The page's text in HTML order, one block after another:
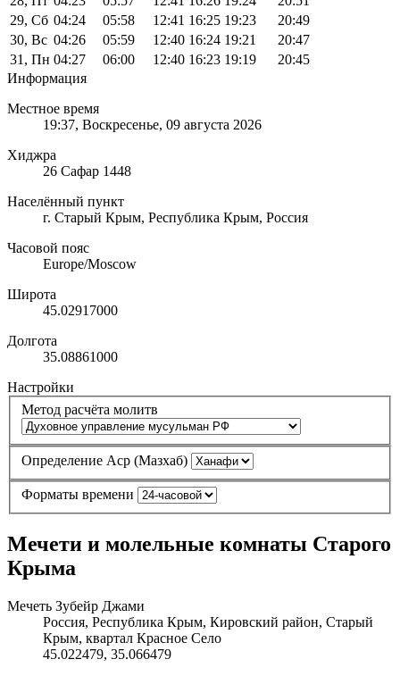
29, Сб 04:24 05:58 12:41 16:25 19:23
20:49
30, Вс 04:26 05:59 12:40 16:24 19:21
20:47
31, Пн 04:27 06:00 12:40 16:23 19:19
20:45
Информация
Местное время
19:37, Воскресенье, 09 августа 2026
Хиджра
26 Сафар 1448
Населённый пункт
г. Старый Крым, Республика Крым, Россия
Часовой пояс
Europe/Moscow
Широта
45.02917000
Долгота
35.08861000
Настройки
Метод расчёта молитв
Определение Аср (Мазхаб)
Форматы времени
Мечети и молельные комнаты Старого
Крыма
Мечеть Зубейр Джами
Россия, Республика Крым, Кировский район, Старый
Крым, квартал Красное Село
45.022479, 35.066479